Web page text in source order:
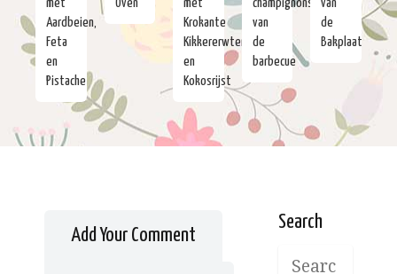
met
Aardbeien,
Feta
en
Pistache
Oven
met
Krokante
Kikkererwten
en
Kokosrijst
champignons
van
de
barbecue
van
de
Bakplaat
Add Your Comment
Search